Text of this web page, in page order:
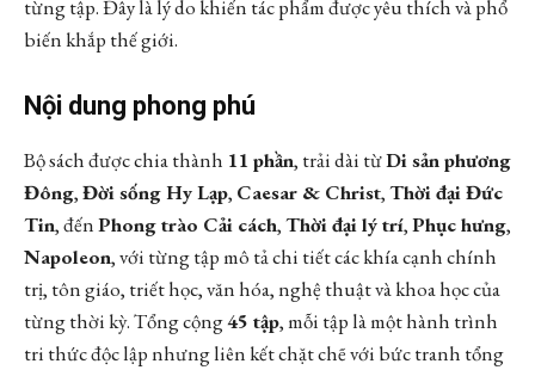
từng tập. Đây là lý do khiến tác phẩm được yêu thích và phổ
biến khắp thế giới.
Nội dung phong phú
Bộ sách được chia thành 11 phần, trải dài từDi sản phương
Đông,Đời sống Hy Lạp, Caesar & Christ,Thời đại Đức
Tin, đếnPhong trào Cải cách,Thời đại lý trí,Phục hưng,
Napoleon, với từng tập mô tả chi tiết các khía cạnh chính
trị, tôn giáo, triết học, văn hóa, nghệ thuật và khoa học của
từng thời kỳ. Tổng cộng45 tập, mỗi tập là một hành trình
tri thức độc lập nhưng liên kết chặt chẽ với bức tranh tổng